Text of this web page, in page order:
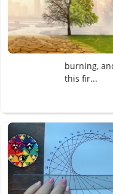
burning,
this fir...